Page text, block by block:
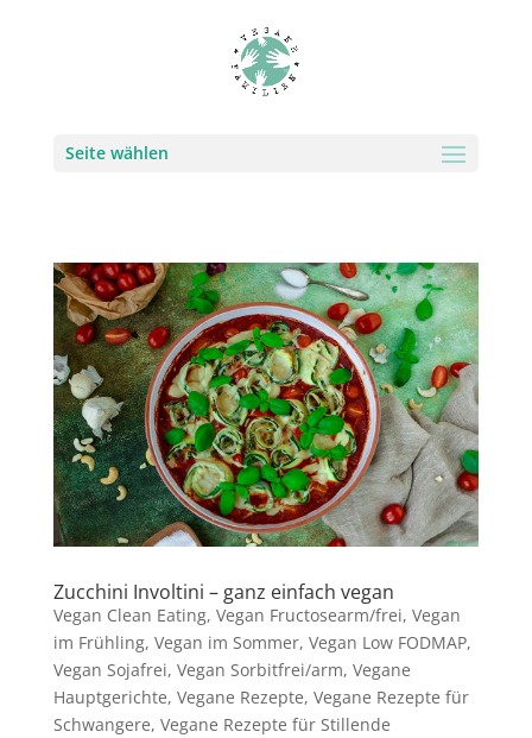
Seite wählen
Zucchini Involtini – ganz einfach vegan
Vegan Clean Eating, Vegan Fructosearm/frei, Vegan
im Frühling, Vegan im Sommer, Vegan Low FODMAP,
Vegan Sojafrei, Vegan Sorbitfrei/arm, Vegane
Hauptgerichte, Vegane Rezepte, Vegane Rezepte für
Schwangere, Vegane Rezepte für Stillende